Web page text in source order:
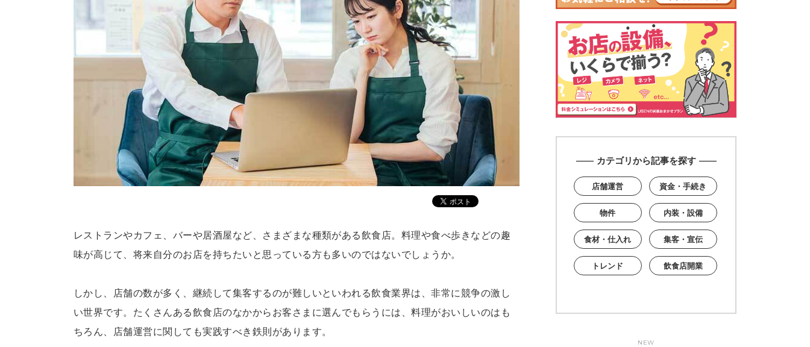
レストランやカフェ、バーや居酒屋など、さまざまな種類がある飲食店。料理や食べ歩きなどの趣
味が高じて、将来自分のお店を持ちたいと思っている方も多いのではないでしょうか。
しかし、店舗の数が多く、継続して集客するのが難しいといわれる飲食業界は、非常に競争の激し
い世界です。たくさんある飲食店のなかからお客さまに選んでもらうには、料理がおいしいのはも
ちろん、店舗運営に関しても実践すべき鉄則があります。
カテゴリから記事を探す
店舗運営 資金・手続き
物件 内装・設備
食材・仕入れ 集客・宣伝
トレンド 飲食店開業
NEW